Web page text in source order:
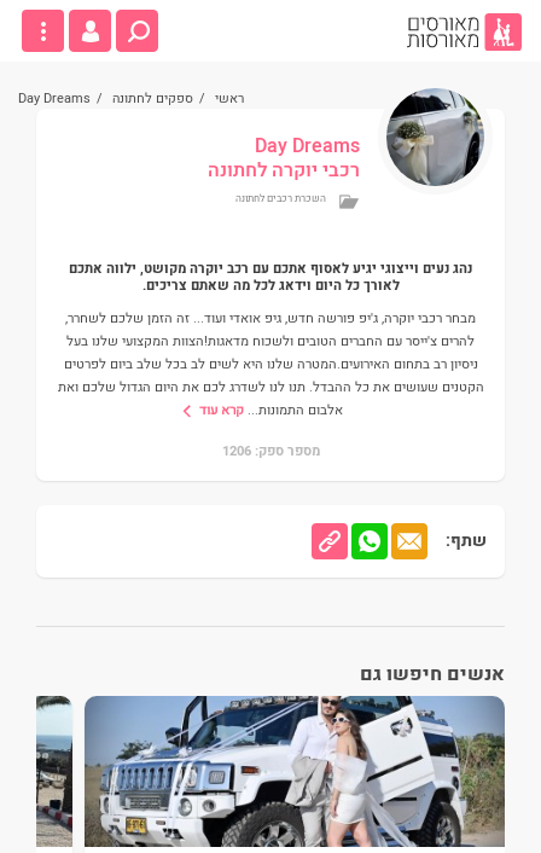
ראשי / ספקים לחתונה /
Day Dreams
Day Dreams
רכבי יוקרה לחתונה
השכרת רכבים לחתונה
נהג נעים וייצוגי יגיע לאסוף אתכם עם רכב יוקרה מקושט, ילווה אתכם
לאורך כל היום וידאג לכל מה שאתם צריכים.
מבחר רכבי יוקרה, ג'יפ פורשה חדש, גיפ אואדי ועוד... זה הזמן שלכם לשחרר,
להרים צ'ייסר עם החברים הטובים ולשכוח מדאגות!הצוות המקצועי שלנו בעל
ניסיון רב בתחום האירועים.המטרה שלנו היא לשים לב בכל שלב ביום לפרטים
הקטנים שעושים את כל ההבדל. תנו לנו לשדרג לכם את היום הגדול שלכם ואת
אלבום התמונות... קרא עוד
מספר ספק: 1206
שתף:
אנשים חיפשו גם